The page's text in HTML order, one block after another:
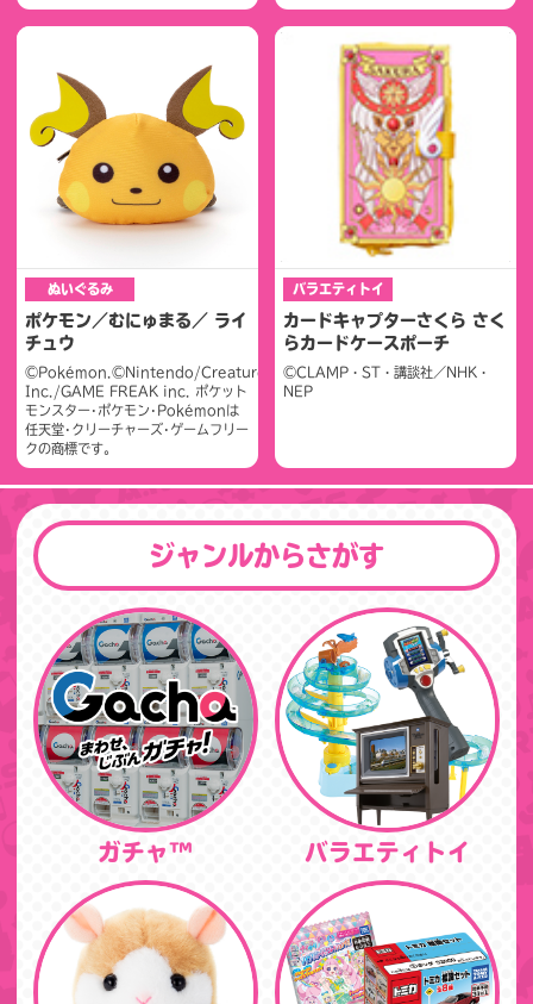
ぬいぐるみ
ポケモン／むにゅまる／ ライ
チュウ
©Pokémon.©Nintendo/Creatures
Inc./GAME FREAK inc. ポケット
モンスター･ポケモン･Pokémonは
任天堂･クリーチャーズ･ゲームフリー
クの商標です。
バラエティトイ
カードキャプターさくら さく
らカードケースポーチ
©CLAMP・ST・講談社／NHK・
NEP
ジャンルからさがす
ガチャ™ バラエティトイ